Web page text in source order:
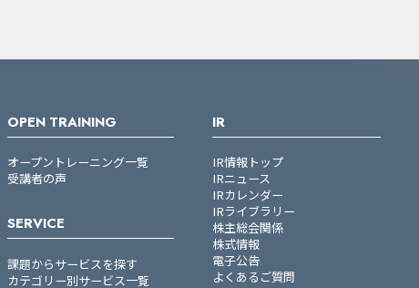
OPEN TRAINING
オープントレーニング一覧
受講者の声
SERVICE
課題からサービスを探す
カテゴリー別サービス一覧
IR
IR情報トップ
IRニュース
IRカレンダー
IRライブラリー
株主総会関係
株式情報
電子公告
よくあるご質問